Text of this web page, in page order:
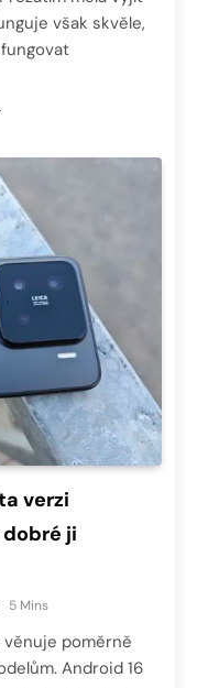
však skvěle,
verzi
dobré ji
5 Mins
poměrně
Android 16